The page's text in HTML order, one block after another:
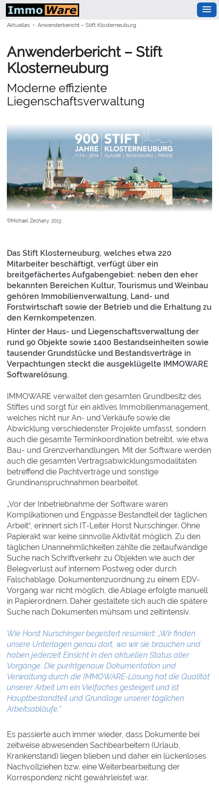
Aktuelles • Anwenderbericht – Stift Klosterneuburg
Anwenderbericht – Stift
Klosterneuburg
Moderne effiziente
Liegenschaftsverwaltung
©Michael Zechany, 2013
Das Stift Klosterneuburg, welches etwa 220
Mitarbeiter beschäftigt, verfügt über ein
breitgefächertes Aufgabengebiet: neben den eher
bekannten Bereichen Kultur, Tourismus und Weinbau
gehören Immobilienverwaltung, Land- und
Forstwirtschaft sowie der Betrieb und die Erhaltung zu
den Kernkompetenzen.
Hinter der Haus- und Liegenschaftsverwaltung der
rund 90 Objekte sowie 1400 Bestandseinheiten sowie
tausender Grundstücke und Bestandsverträge in
Verpachtungen steckt die ausgeklügelte IMMOWARE
Softwarelösung.
IMMOWARE verwaltet den gesamten Grundbesitz des
Stiftes und sorgt für ein aktives Immobilienmanagement,
welches nicht nur An- und Verkäufe sowie die
Abwicklung verschiedenster Projekte umfasst, sondern
auch die gesamte Terminkoordination betreibt, wie etwa
Bau- und Grenzverhandlungen. Mit der Software werden
auch die gesamten Vertragsabwicklungsmodalitäten
betreffend die Pachtverträge und sonstige
Grundinanspruchnahmen bearbeitet.
„Vor der Inbetriebnahme der Software waren
Komplikationen und Engpässe Bestandteil der täglichen
Arbeit“, erinnert sich IT-Leiter Horst Nurschinger. Ohne
Papierakt war keine sinnvolle Aktivität möglich. Zu den
täglichen Unannehmlichkeiten zählte die zeitaufwändige
Suche nach Schriftverkehr zu Objekten wie auch der
Belegverlust auf internem Postweg oder durch
Falschablage. Dokumentenzuordnung zu einem EDV-
Vorgang war nicht möglich, die Ablage erfolgte manuell
in Papierordnern. Daher gestaltete sich auch die spätere
Suche nach Dokumenten mühsam und zeitintensiv.
Wie Horst Nurschinger begeistert resümiert: „Wir finden
unsere Unterlagen genau dort, wo wir sie brauchen und
haben jederzeit Einsicht in den aktuellen Status aller
Vorgänge. Die punktgenaue Dokumentation und
Verwaltung durch die IMMOWARE-Lösung hat die Qualität
unserer Arbeit um ein Vielfaches gesteigert und ist
Hauptbestandteil und Grundlage unserer täglichen
Arbeitsabläufe.“
Es passierte auch immer wieder, dass Dokumente bei
zeitweise abwesenden Sachbearbeitern (Urlaub,
Krankenstand) liegen blieben und daher ein lückenloses
Nachvollziehen bzw. eine Weiterbearbeitung der
Korrespondenz nicht gewährleistet war.